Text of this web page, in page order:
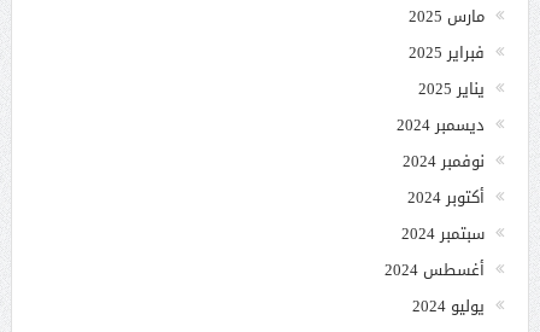
مارس 2025
فبراير 2025
يناير 2025
ديسمبر 2024
نوفمبر 2024
أكتوبر 2024
سبتمبر 2024
أغسطس 2024
يوليو 2024